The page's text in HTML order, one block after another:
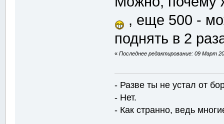
, еще 500 -
поднять в 2
«Последнее редактирование: 09 Март
- Разве ты не устал от
- Нет.
- Как странно, ведь